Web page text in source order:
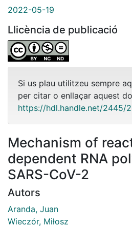
2022-05-19
Llicència de publicació
Si us plau utilitzeu sempre
per citar o enllaçar aquest
https://hdl.handle.net/2445/
Mechanism of
dependent RNA
SARS-CoV-2
Autors
Aranda, Juan
Wieczór, Miłosz